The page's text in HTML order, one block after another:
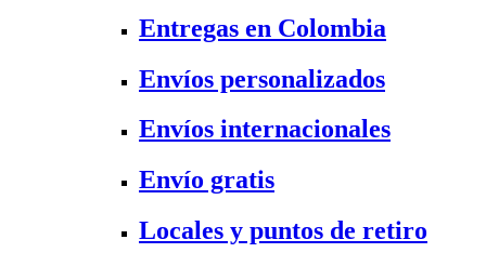
Entregas en Colombia
Envíos personalizados
Envíos internacionales
Envío gratis
Locales y puntos de retiro